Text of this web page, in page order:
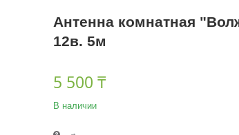
Антенна комнатная
12в. 5м
5 500 ₸
В наличии